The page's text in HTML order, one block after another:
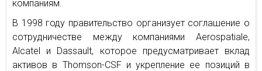
компаниям.
В 1998 году правительство организует соглашение о
сотрудничестве между компаниями Aerospatiale,
Alcatel и Dassault, которое предусматривает вклад
активов в Thomson-CSF и укрепление ее позиций в